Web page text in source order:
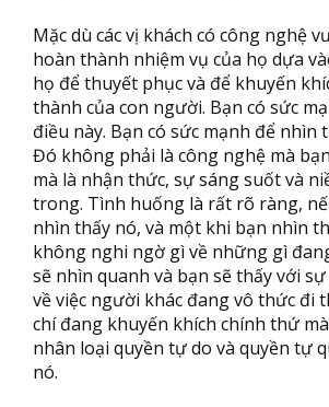
Mặc dù các vị khách có công nghệ
hoàn thành nhiệm vụ của họ dựa
họ để thuyết phục và để khuyến
thành của con người. Bạn có sức
điều này. Bạn có sức mạnh để nhìn
Đó không phải là công nghệ mà
mà là nhận thức, sự sáng suốt và
trong. Tình huống là rất rõ ràng,
nhìn thấy nó, và một khi bạn nhìn
không nghi ngờ gì về những gì
sẽ nhìn quanh và bạn sẽ thấy với
về việc người khác đang vô thức đi
chí đang khuyến khích chính thứ
nhân loại quyền tự do và quyền tự
nó.